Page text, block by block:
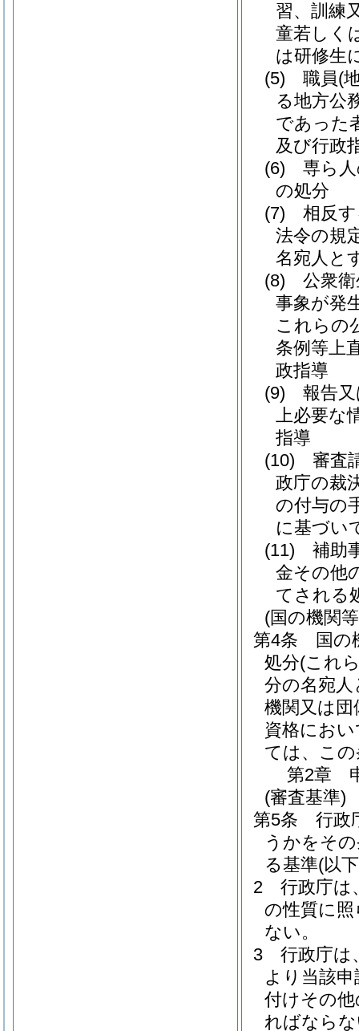
習、訓練
童若しく
は研修生
(5)
職員(
る地方公
であった
及び行政
(6)
専ら
の処分
(7)
相反
法令の規
名宛人と
(8)
公衆
事象が発
これらの
条例等上
政指導
(9)
報告
上必要な
指導
(10)
審査
政庁の裁
の付与の
に基づい
(11)
補助
金その他
てされる
(国の機関
第4条
国の
処分(これ
分の名宛
機関又は
資格にお
ては、こ
第2章
(審査基準)
第5条
行政
うかをそ
る基準(以
2
行政庁は
の性質に
ない。
3
行政庁は
より当該
付けその
ればなら